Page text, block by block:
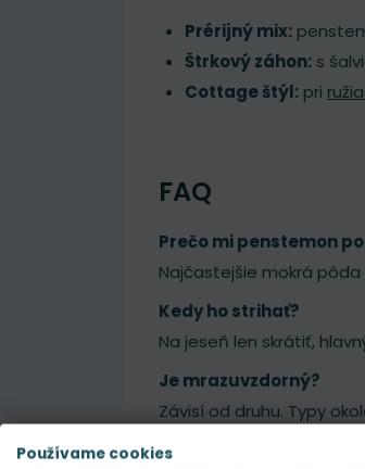
Prérijný mix:
Štrkový záhon: s
Cottage štýl: pri
FAQ
Prečo mi penstemon
Najčastejšie mokrá
Kedy ho strihať?
Na jeseň len skrátiť,
Je mrazuvzdorný?
Závisí od druhu. Typy
Používame cookies